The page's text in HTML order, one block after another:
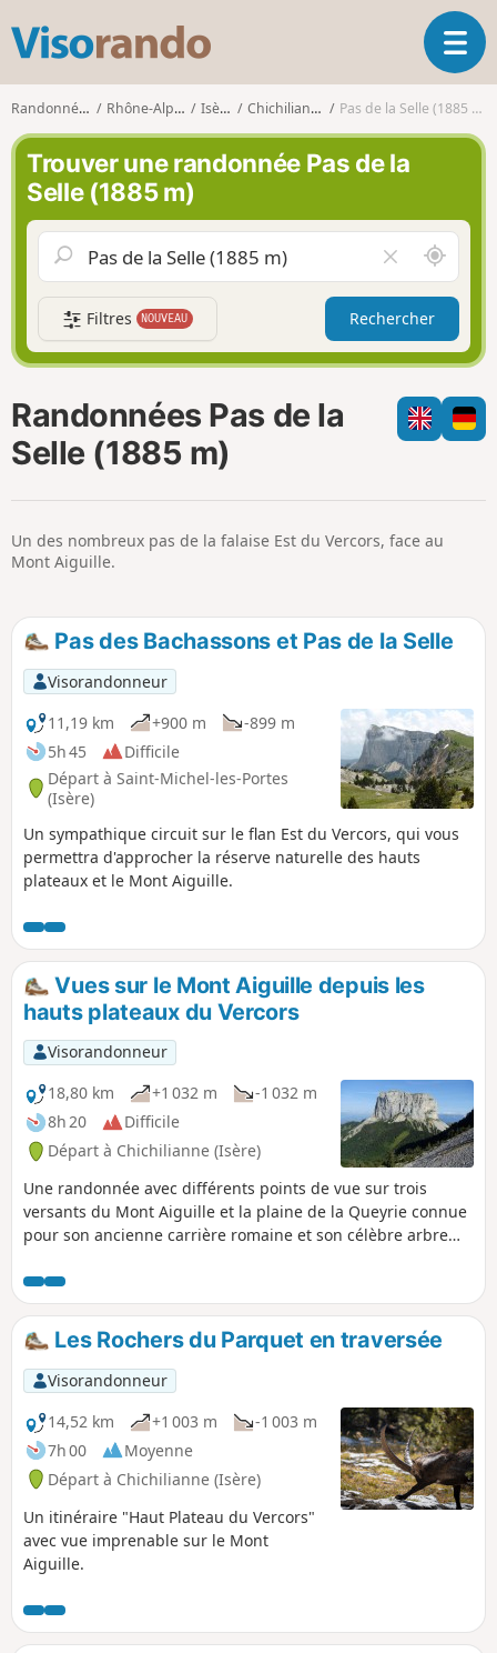
s
o
r
n
o
O
u
v
a
n
v
g
a
i
o
Randonnées Rhône-Alpes Isère Chichilianne Pas de la Selle (1885 m)
Trouver une randonnée Pas de la
Selle (1885 m)
i
d
e
r
l
e
h
A
u
t
u
r
d
e
m
Filtres NOUVEAU Rechercher
Randonnées Pas de la
Selle (1885 m)
Un des nombreux pas de la falaise Est du Vercors, face au
Mont Aiguille.
Pas des Bachassons et Pas de la Selle
Visorandonneur
11,19 km
+900 m
-899 m
5h 45
Difficile
Départ à Saint-Michel-les-Portes
(Isère)
Un sympathique circuit sur le flan Est du Vercors, qui vous
permettra d'approcher la réserve naturelle des hauts
plateaux et le Mont Aiguille.
Vues sur le Mont Aiguille depuis les
hauts plateaux du Vercors
Visorandonneur
18,80 km
+1 032 m
-1 032 m
8h 20
Difficile
Départ à Chichilianne (Isère)
Une randonnée avec différents points de vue sur trois
versants du Mont Aiguille et la plaine de la Queyrie connue
pour son ancienne carrière romaine et son célèbre arbre
Les Rochers du Parquet en traversée
Visorandonneur
14,52 km
+1 003 m
-1 003 m
7h 00
Moyenne
Départ à Chichilianne (Isère)
Un itinéraire "Haut Plateau du Vercors"
avec vue imprenable sur le Mont
Aiguille.